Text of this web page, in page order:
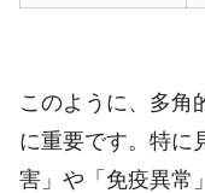
このように、多角
に重要です。特に
害」や「免疫異常